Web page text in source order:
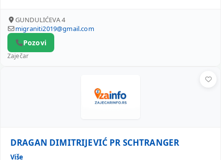
GUNDULIĆEVA 4
migraniti2019@gmail.com
Pozovi
Zaječar
DRAGAN DIMITRIJEVIĆ PR SCHTRANGER
Više